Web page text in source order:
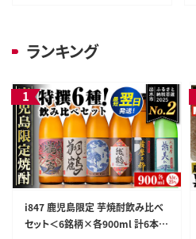
ランキング
i847 鹿児島限定 芋焼酎飲み比べ
セット＜6銘柄×各900ml 計6本＞